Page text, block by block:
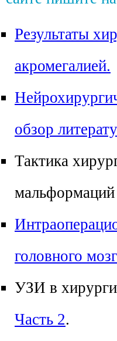
Результаты
акромегалией.
обзор
Тактика
мальформаций
головного
УЗИ в
Часть 2.